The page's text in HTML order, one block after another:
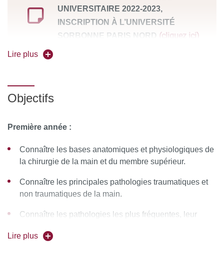
UNIVERSITAIRE 2022-2023,
INSCRIPTION À L’UNIVERSITÉ
SORBONNE PARIS NORD (cliquez ici)
(2e année)
Masmejean
Forme de l'enseignement :en distanciel
Saint-Quentin, Sorbonne Université Paris Nord
Pour vous inscrire, déposez votre candidature sur
Lire plus
Objectifs
Première année :
Connaître les bases anatomiques et physiologiques de
la chirurgie de la main et du membre supérieur.
Connaître les principales pathologies traumatiques et
non traumatiques de la main.
Connaître les pathologies les plus fréquentes, leur
recommandés par la littérature.
Lire plus